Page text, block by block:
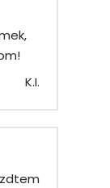
K.I.